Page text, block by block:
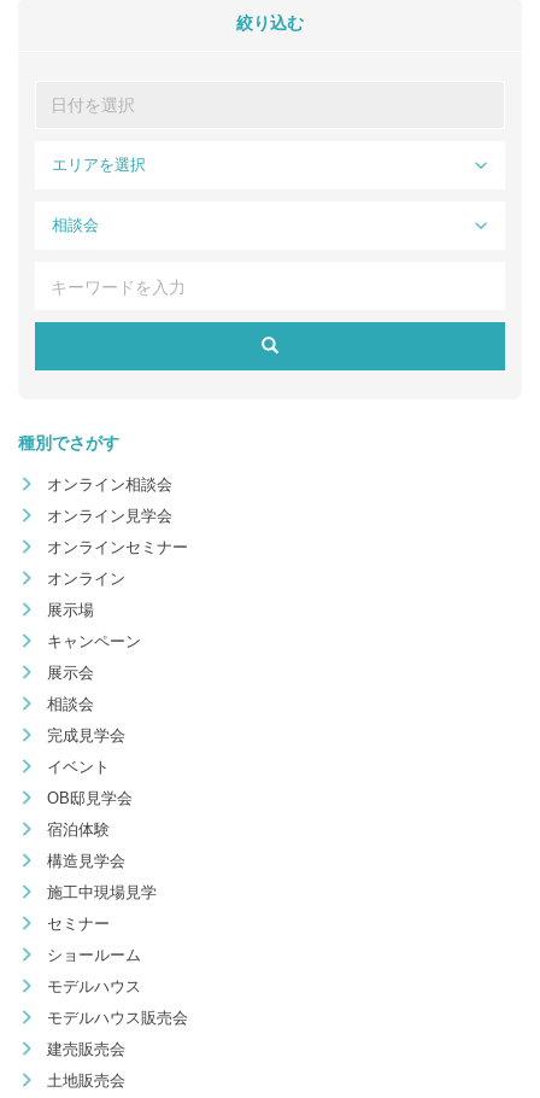
絞り込む
エリアを選択
相談会
種別でさがす
オンライン相談会
オンライン見学会
オンラインセミナー
オンライン
展示場
キャンペーン
展示会
相談会
完成見学会
イベント
OB邸見学会
宿泊体験
構造見学会
施工中現場見学
セミナー
ショールーム
モデルハウス
モデルハウス販売会
建売販売会
土地販売会